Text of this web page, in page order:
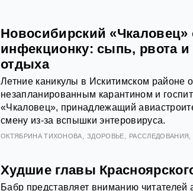
Новосибирский «Чкаловец»
инфекционку: сыпь, рвота
отдыха
Летние каникулы в Искитимском районе
незапланированным карантином и
«Чкаловец», принадлежащий
смену из-за вспышки энтеровируса.
ОКТЯБРИНА ТИХОНОВА ЗДОРОВЬЕ РАССЛЕДОВАНИЯ
Худшие главы
Бабр представляет вниманию читателей